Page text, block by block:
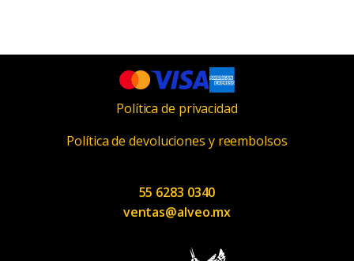
Política de privacidad
Política de devoluciones y reembolsos
55 6283 0340
ventas@alveo.mx